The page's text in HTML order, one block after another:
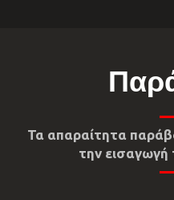
Τα απαραίτητα
την εισαγωγή